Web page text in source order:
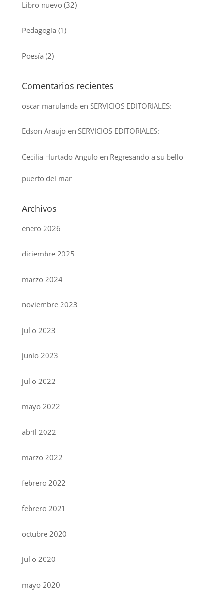
Libro nuevo(32)
Pedagogía (1)
Poesía (2)
Comentarios recientes
oscar marulanda en SERVICIOS EDITORIALES:
Edson Araujoen SERVICIOS EDITORIALES:
Cecilia Hurtado Anguloen Regresando a su bello
puerto del mar
Archivos
enero 2026
diciembre 2025
marzo 2024
noviembre 2023
julio 2023
junio 2023
julio 2022
mayo 2022
abril 2022
marzo 2022
febrero 2022
febrero 2021
octubre 2020
julio 2020
mayo 2020